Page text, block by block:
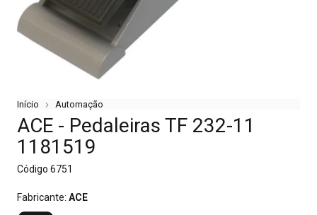
Início Automação
ACE - Pedaleiras TF 232-11
1181519
Código 6751
Fabricante: ACE